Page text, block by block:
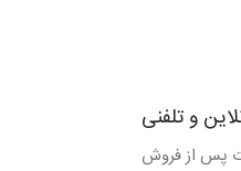
و تلفنی
پس از فروش